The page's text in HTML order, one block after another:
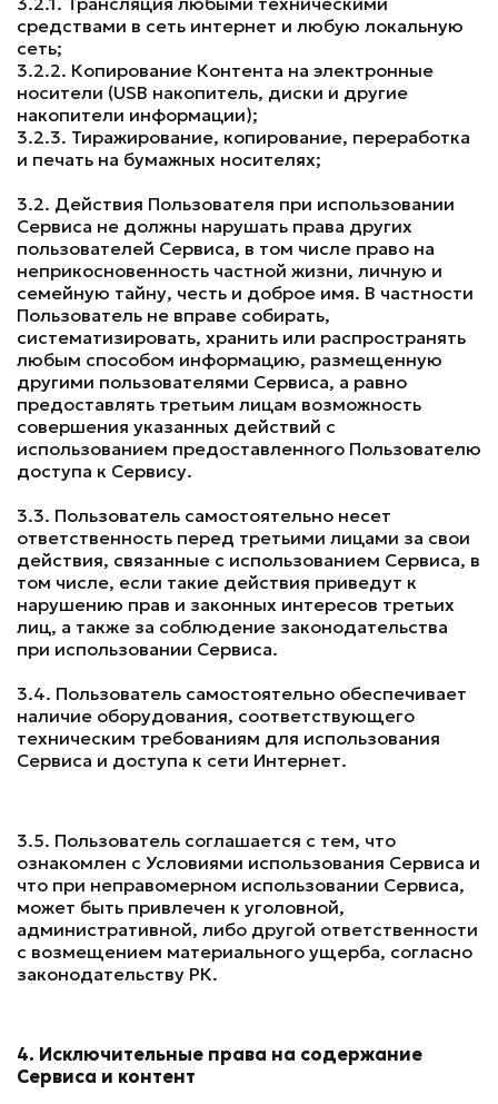
средствами в сеть интернет и любую локальную
сеть;
3.2.2. Копирование Контента на электронные
носители (USB накопитель, диски и другие
накопители информации);
3.2.3. Тиражирование, копирование, переработка
и печать на бумажных носителях;
3.2. Действия Пользователя при использовании
Сервиса не должны нарушать права других
пользователей Сервиса, в том числе право на
неприкосновенность частной жизни, личную и
семейную тайну, честь и доброе имя. В частности
Пользователь не вправе собирать,
систематизировать, хранить или распространять
любым способом информацию, размещенную
другими пользователями Сервиса, а равно
предоставлять третьим лицам возможность
совершения указанных действий с
использованием предоставленного Пользователю
доступа к Сервису.
3.3. Пользователь самостоятельно несет
ответственность перед третьими лицами за свои
действия, связанные с использованием Сервиса, в
том числе, если такие действия приведут к
нарушению прав и законных интересов третьих
лиц, а также за соблюдение законодательства
при использовании Сервиса.
3.4. Пользователь самостоятельно обеспечивает
наличие оборудования, соответствующего
техническим требованиям для использования
Сервиса и доступа к сети Интернет.
3.5. Пользователь соглашается с тем, что
ознакомлен с Условиями использования Сервиса и
что при неправомерном использовании Сервиса,
может быть привлечен к уголовной,
административной, либо другой ответственности
с возмещением материального ущерба, согласно
законодательству РК.
4. Исключительные права на содержание
Сервиса и контент